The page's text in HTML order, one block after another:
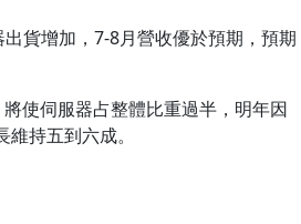
貨增加，7-8月營收優於預期，預期
使伺服器占整體比重過半，明年因
持五到六成。